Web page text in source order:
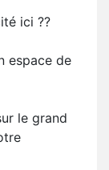
ici ??
espace de
le grand